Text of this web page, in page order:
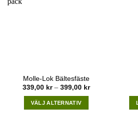
Molle-Lok Bältesfäste
339,00 kr – 399,00 krPrice
VÄLJ ALTERNATIV